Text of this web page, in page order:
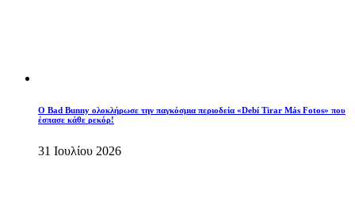
Ο Bad Bunny ολοκλήρωσε την παγκόσμια περιοδεία «Debí Tirar Más Fotos» που
έσπασε κάθε ρεκόρ!
31 Ιουλίου 2026